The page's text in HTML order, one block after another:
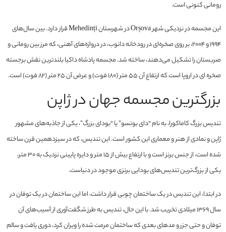
رومانی کنونی است.
این مجسمه در نزدیکی شهر Orșova در شهرستان Mehedinți قرار دارد. بین سال‌های
1994 و 2004، بر روی صخره‌ای در رودخانه دانوب، در دروازه‌های آهنی، که مرز بین رومانی و
صربستان را تشکیل می‌دهند، ساخته شد. مجسمه پادشاه داکیا بلندترین نقش برجسته
صخره ای در اروپا است که ارتفاع آن 55 متر (180 فوت) و عرض آن 25 متر (82 فوت) است.
بزرگترین مجسمه جهان در ژاپن
تندیس بزرگ کاماکورا، به نام “دای بوتسو” یا “بودای بزرگ”، یکی از جاذبه‌های مشهور
ژاپن و نمادی از هنر و معماری این کشور است. این تندیس، که در سیزدهمین قرن ساخته
شده است، از جنس برنز است و با ارتفاع بیش از ۱۵ متر و دایره پایینی نزدیک به ۳۰ متر،
یکی از بزرگ‌ترین تندیس‌های بودایی برنزی موجود در دنیاست.
در ابتدا، این تندیس در یک ساختمان چوبی قرار داشت، اما این ساختمان در یک توفان در
سال ۱۳۶۹ میلادی تخریب شد. با این حال، تندیس به طرز شگفت‌آوری از آسیب‌های آن
توفان و حتی جزر و مد‌های بعدی که ساختمان مرمت شده را ویران کرد، دوری یافت و سالم